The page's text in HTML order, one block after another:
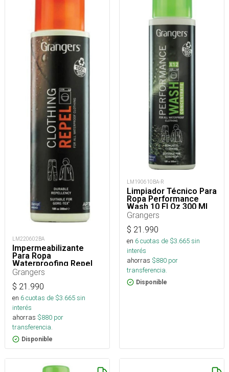
LM220602BA
Impermeabilizante
Para Ropa
Waterproofing Repel
300 Ml
Grangers
$ 21.990
en 6cuotas de $3.665sin
interés
ahorras $880 por
transferencia.
Disponible
LM190610BA-R
Limpiador Técnico Para
Ropa Performance
Wash 10 Fl Oz 300 Ml
Grangers
$ 21.990
en 6cuotas de $3.665sin
interés
ahorras $880 por
transferencia.
Disponible